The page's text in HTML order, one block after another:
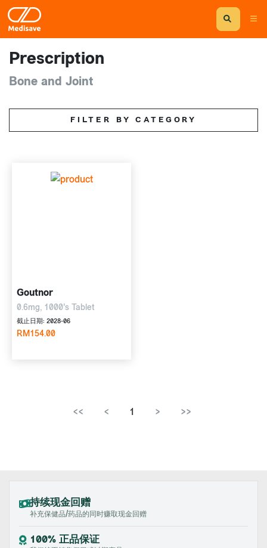
Prescription
Bone and Joint
FILTER BY CATEGORY
Goutnor
0.6mg, 1000's Tablet
截止日期: 2028-06
RM154.00
<< < 1 > >>
持续现金回赠
补充保健品/药品的同时赚取现金回赠
100% 正品保证